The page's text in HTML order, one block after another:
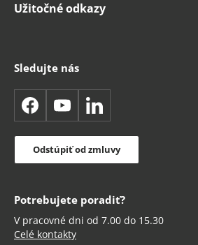
Užitočné odkazy
Sledujte nás
FacebookYouTubeLinkedIn
Odstúpiť od zmluvy
Potrebujete poradiť?
V pracovné dni od 7.00 do 15.30
Celé kontakty